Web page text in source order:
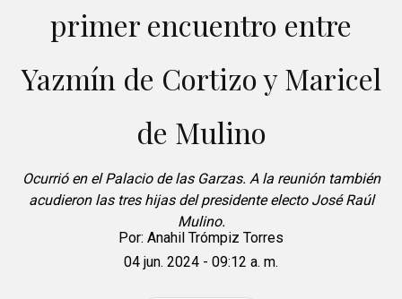
primer encuentro entre
Yazmín de Cortizo y Maricel
de Mulino
Ocurrió en el Palacio de las Garzas. A la reunión también
acudieron las tres hijas del presidente electo José Raúl
Mulino.
Por: Anahil Trómpiz Torres
04 jun. 2024 - 09:12 a. m.